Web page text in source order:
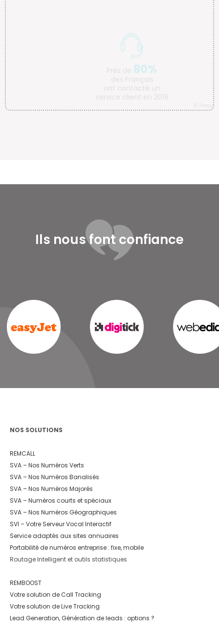
80%
© Smart Tribune
Ils nous font confiance
NOS SOLUTIONS
REMCALL
SVA – Nos Numéros Verts
SVA – Nos Numéros Banalisés
SVA – Nos Numéros Majorés
SVA – Numéros courts et spéciaux
SVA – Nos Numéros Géographiques
SVI – Votre Serveur Vocal Interactif
Service adaptés aux sites annuaires
Portabilité de numéros entreprise : fixe, mobile
Routage Intelligent et outils statistiques
REMBOOST
Votre solution de Call Tracking
Votre solution de Live Tracking
Lead Generation, Génération de leads : options ?